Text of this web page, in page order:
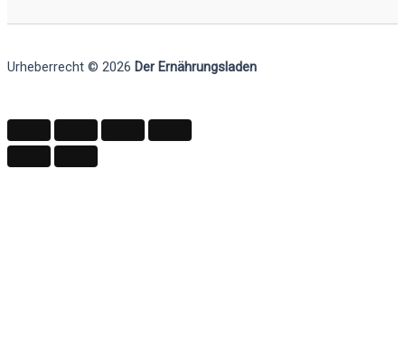
Urheberrecht © 2026 Der Ernährungsladen